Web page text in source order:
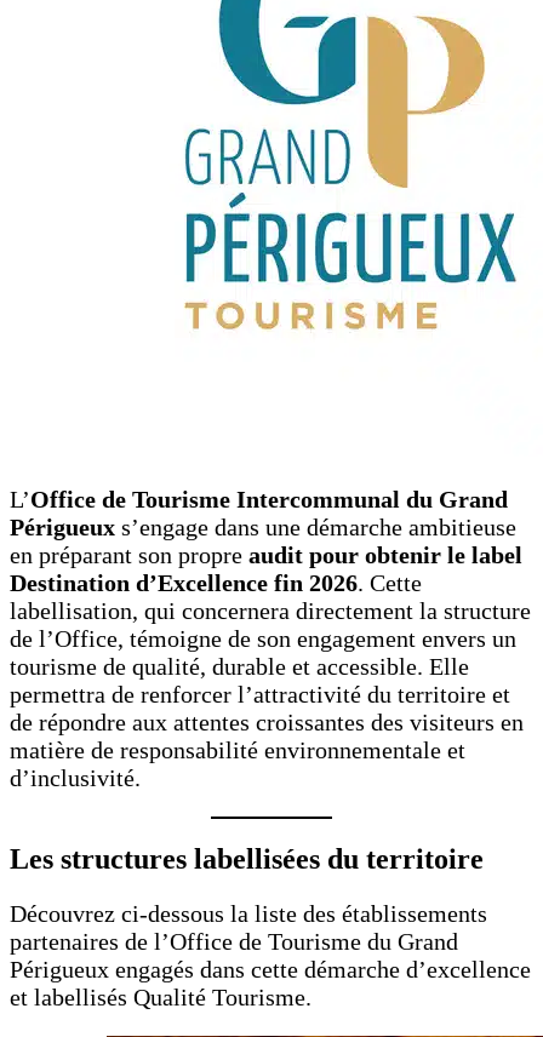
L’Office de Tourisme Intercommunal du Grand
Périgueux s’engage dans une démarche ambitieuse
en préparant son propre audit pour obtenir le label
Destination d’Excellence fin 2026. Cette
labellisation, qui concernera directement la structure
de l’Office, témoigne de son engagement envers un
tourisme de qualité, durable et accessible. Elle
permettra de renforcer l’attractivité du territoire et
de répondre aux attentes croissantes des visiteurs en
matière de responsabilité environnementale et
d’inclusivité.
Les structures labellisées du territoire
Découvrez ci-dessous la liste des établissements
partenaires de l’Office de Tourisme du Grand
Périgueux engagés dans cette démarche d’excellence
et labellisés Qualité Tourisme.